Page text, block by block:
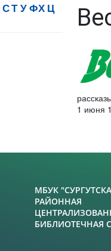
СТ УФХ Ц
1 июня
МБУК
РАЙОННАЯ
БИБЛИОТЕЧНАЯ